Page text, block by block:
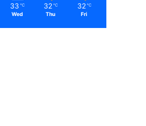
33 ℃
Wed
32 ℃
Thu
32 ℃
Fri